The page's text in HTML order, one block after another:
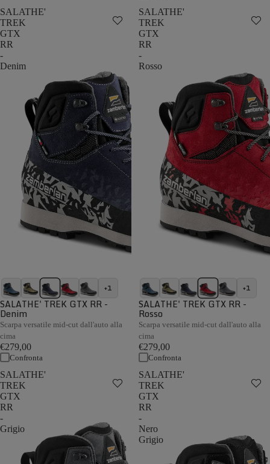
SALATHE'
TREK
GTX
RR
-
Denim
+1
SALATHE' TREK GTX RR -
Denim
Scarpa versatile mid-cut dall'auto alla
cima
€279,00
Confronta
SALATHE'
TREK
GTX
RR
-
Rosso
+1
SALATHE' TREK GTX RR -
Rosso
Scarpa versatile mid-cut dall'auto alla
cima
€279,00
Confronta
SALATHE'
TREK
GTX
RR
-
Grigio
SALATHE'
TREK
GTX
RR
-
Nero
Grigio